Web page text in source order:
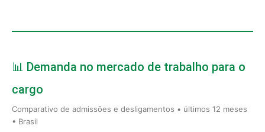
📊 Demanda no mercado de trabalho para o
cargo
Comparativo de admissões e desligamentos • últimos 12 meses
• Brasil